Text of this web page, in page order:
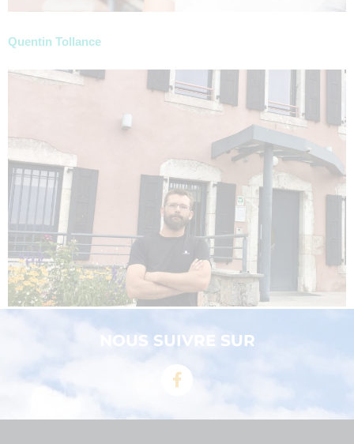
Quentin Tollance
NOUS SUIVRE SUR